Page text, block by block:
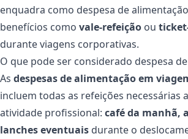
enquadra como despesa de
benefícios como vale-refeição ou
durante viagens corporativas.
O que pode ser considerado despesa
As despesas de alimentação em
incluem todas as refeições necessárias
atividade profissional: café da manhã,
lanches eventuais durante o